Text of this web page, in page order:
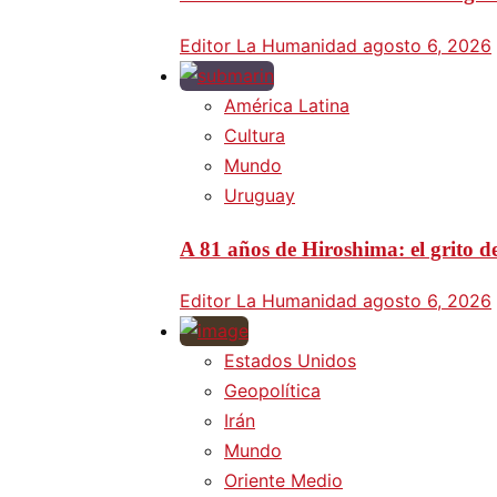
Editor La Humanidad agosto 6, 2026
América Latina
Cultura
Mundo
Uruguay
A 81 años de Hiroshima: el grito
Editor La Humanidad agosto 6, 2026
Estados Unidos
Geopolítica
Irán
Mundo
Oriente Medio